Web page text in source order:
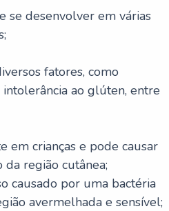
se desenvolver em várias
fatores, como
intolerância ao glúten, entre
em crianças e pode causar
região cutânea;
causado por uma bactéria
avermelhada e sensível;